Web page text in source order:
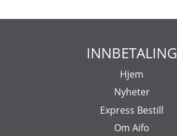
INNBETALING
Hjem
Nyheter
Express Bestill
Om Aifo